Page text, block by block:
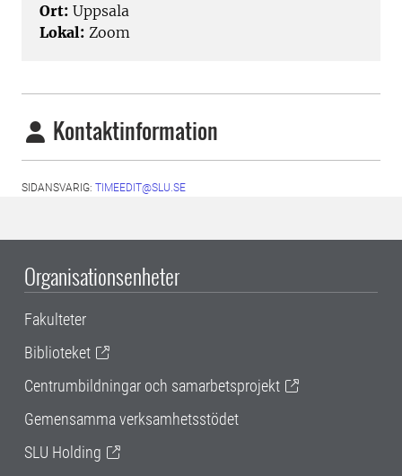
Ort: Uppsala
Lokal: Zoom
Kontaktinformation
SIDANSVARIG: TIMEEDIT@SLU.SE
Organisationsenheter
Fakulteter
Biblioteket
Centrumbildningar och samarbetsprojekt
Gemensamma verksamhetsstödet
SLU Holding